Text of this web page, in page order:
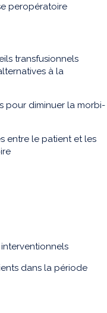
peropératoire
transfusionnels
à la
pour diminuer la morbi-
entre le patient et les
dans la période